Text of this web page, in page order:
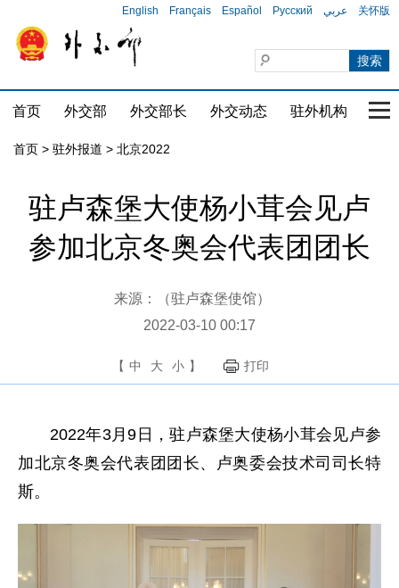
English Français Español Русский عربي 关怀版
首页 外交部 外交部长 外交动态 驻外机构 国
首页 > 驻外报道 > 北京2022
驻卢森堡大使杨小茸会见卢
参加北京冬奥会代表团团长
来源：（驻卢森堡使馆）
2022-03-10 00:17
【 中 大 小 】 打印
2022年3月9日，驻卢森堡大使杨小茸会见卢参
加北京冬奥会代表团团长、卢奥委会技术司司长特
斯。